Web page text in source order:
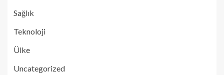
Sağlık
Teknoloji
Ülke
Uncategorized